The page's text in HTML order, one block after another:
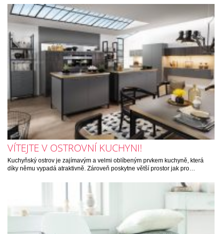
VÍTEJTE V OSTROVNÍ KUCHYNI!
Kuchyňský ostrov je zajímavým a velmi oblíbeným prvkem kuchyně, která
díky němu vypadá atraktivně. Zároveň poskytne větší prostor jak pro…